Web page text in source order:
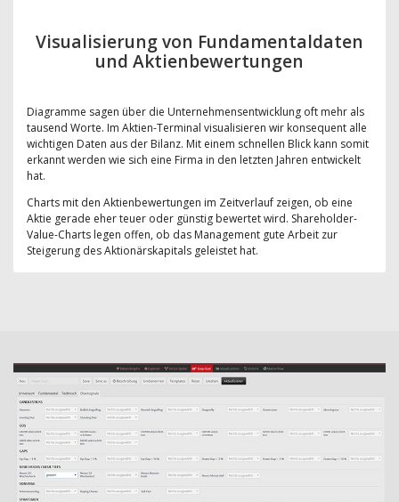
Visualisierung von Fundamentaldaten
und Aktienbewertungen
Diagramme sagen über die Unternehmensentwicklung oft mehr als
tausend Worte. Im Aktien-Terminal visualisieren wir konsequent alle
wichtigen Daten aus der Bilanz. Mit einem schnellen Blick kann somit
erkannt werden wie sich eine Firma in den letzten Jahren entwickelt
hat.
Charts mit den Aktienbewertungen im Zeitverlauf zeigen, ob eine
Aktie gerade eher teuer oder günstig bewertet wird. Shareholder-
Value-Charts legen offen, ob das Management gute Arbeit zur
Steigerung des Aktionärskapitals geleistet hat.